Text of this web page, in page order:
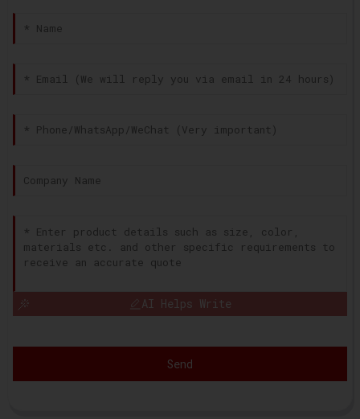
AI Helps Write
Send